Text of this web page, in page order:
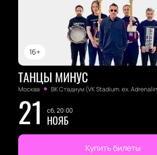
16+
ТАНЦЫ МИНУС
Москва ВК Стадиум (VK Stadium. ex.
21 сб, 20:00
НОЯБ
Купить билеты